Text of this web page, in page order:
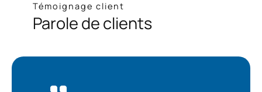
Témoignage client
Parole de clients